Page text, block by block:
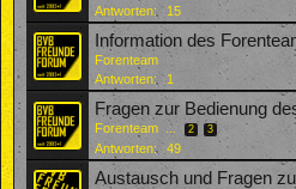
Antworten:
15
Information des
Forenteam
Antworten:
1
Fragen zur Bedienung
Forenteam ... 2 3
Antworten: 49
Austausch und Fragen